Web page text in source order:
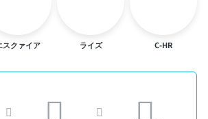
スクァイア ライズ C-HR